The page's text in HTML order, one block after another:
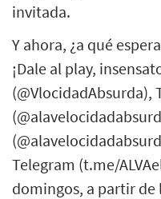
invitada.
Y ahora, ¿a qué
¡Dale al play,
(@VlocidadAbsurda),
Telegram (t.me/
domingos, a partir de